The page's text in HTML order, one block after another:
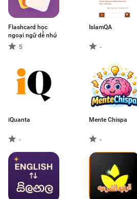
Flashcard học
ngoại ngữ dễ nhớ
5
IslamQA
-
iQuanta
-
Mente Chispa
-